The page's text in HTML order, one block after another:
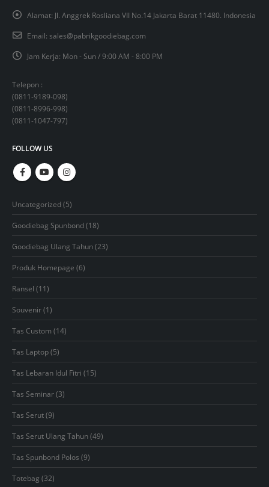
Alamat: Jl. Anggrek Rosliana VII No.14 Jakarta Barat 11480. Indonesia
Email: sales@pabrikgoodiebag.com
Jam Kerja: Mon - Sun / 9:00 AM - 8:00 PM
Telepon :
(0811-9189-098)
(0811-8996-998)
(0811-1047-797)
FOLLOW US
Uncategorized 55
products
Goodiebag Spunbond 1818
products
Goodiebag Ulang Tahun 2323
products
Produk Homepage 66
products
Ransel 1111
products
Souvenir 11
product
Tas Custom 1414
products
Tas Laptop 55
products
Tas Lebaran Idul Fitri 1515
products
Tas Seminar 33
products
Tas Serut 99
products
Tas Serut Ulang Tahun 4949
products
Tas Spunbond Polos 99
products
Totebag 3232